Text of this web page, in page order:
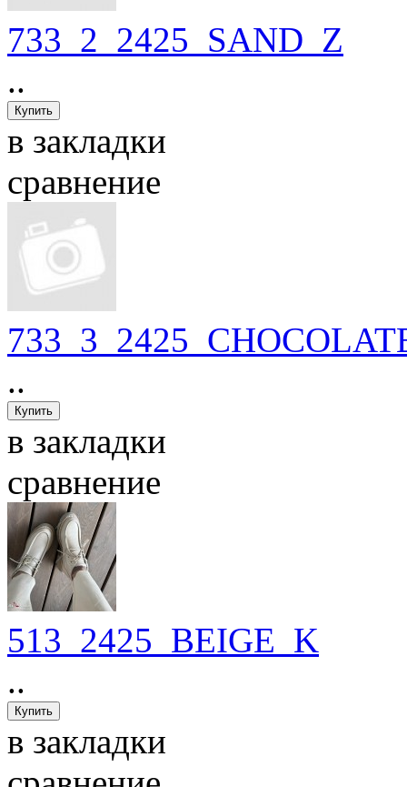
733_2_2425_SAND_Z
..
в закладки
сравнение
..
в закладки
сравнение
513_2425_BEIGE_K
..
в закладки